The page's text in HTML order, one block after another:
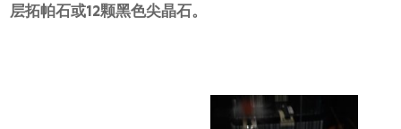
层拓帕石或12颗黑色尖晶石。